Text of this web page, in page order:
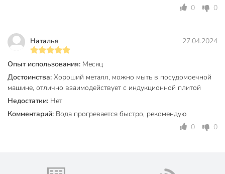
Диаметр, см
Толщина дна, мм
Диаметр дна, см
Объем, л
7 л
Размер крышки, см
0 0
Наталья 27.04.2024
Опыт использования: Месяц
Достоинства: Хороший металл, можно мыть в посудомоечной
машине, отлично взаимодействует с индукционной плитой
Недостатки: Нет
Комментарий: Вода прогревается быстро, рекомендую
0
0